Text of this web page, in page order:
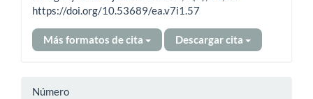
https://doi.org/10.53689/ea.v7i1.57
Más formatos de cita Descargar cita
Número